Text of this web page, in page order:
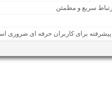
سریع و مطمئن